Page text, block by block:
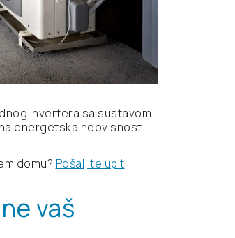
invertera sa sustavom
energetska neovisnost.
domu? Pošaljite upit
vaš